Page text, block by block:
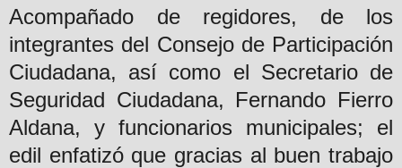
Acompañado de regidores, de los
integrantes del Consejo de Participación
Ciudadana, así como el Secretario de
Seguridad Ciudadana, Fernando Fierro
Aldana, y funcionarios municipales; el
edil enfatizó que gracias al buen trabajo